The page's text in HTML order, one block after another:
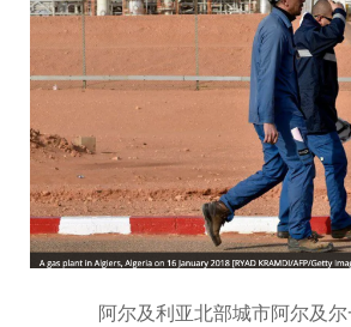
阿尔及利亚北部城市阿尔及